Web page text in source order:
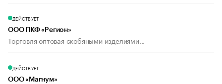
ДЕЙСТВУЕТ
ООО ПКФ «Регион»
Торговля оптовая скобяными изделиями...
ДЕЙСТВУЕТ
ООО «Магнум»